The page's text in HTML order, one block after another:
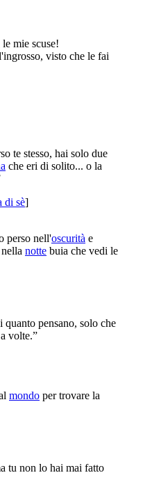
mie scuse!
visto che le fai
te stesso, hai solo due
che eri di solito... o la
di sè]
perso nell'oscurità e
notte buia che vedi le
quanto pensano, solo che
volte.”
mondo per trovare la
tu non lo hai mai fatto